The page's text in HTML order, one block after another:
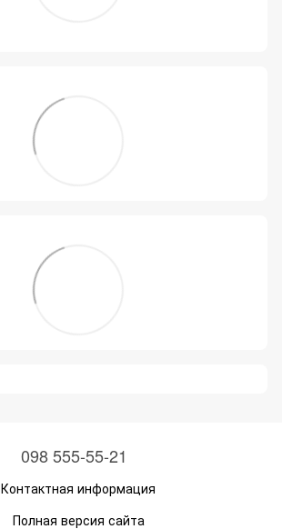
098 555-55-21
Контактная информация
Полная версия сайта